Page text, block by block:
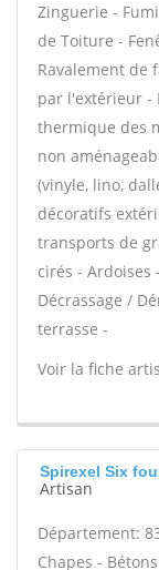
Zinguerie -
de Toiture -
Ravalement de
par l'extérieur -
thermique des
non
(vinyle, lino,
décoratifs
transports de
cirés - Ardoises
Décrassage /
terrasse -
Voir la fiche
Spirexel Six
Artisan
Département:
Chapes -